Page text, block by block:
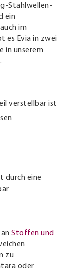
Stahlwellen-
ein
im
es Evia in zwei
in unserem
verstellbar ist
durch eine
Stoffen und
zu
oder